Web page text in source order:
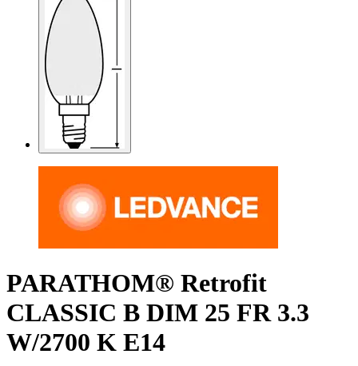
PARATHOM® Retrofit
CLASSIC B DIM 25 FR 3.3
W/2700 K E14